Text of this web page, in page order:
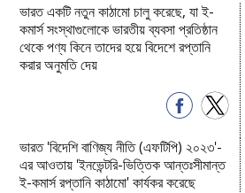
ভারত একটি নতুন কাঠামো চালু করেছে, যা ই-
কমার্স সংস্থাগুলোকে ভারতীয় ব্যবসা প্রতিষ্ঠান
থেকে পণ্য কিনে তাদের হয়ে বিদেশে রপ্তানি
করার অনুমতি দেয়
ভারত 'বিদেশি বাণিজ্য নীতি (এফটিপি) ২০২৩'-
এর আওতায় 'ইনভেন্টরি-ভিত্তিক আন্তঃসীমান্ত
ই-কমার্স রপ্তানি কাঠামো' কার্যকর করেছে